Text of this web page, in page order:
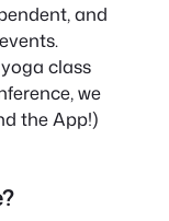
and
class
we
the App!)